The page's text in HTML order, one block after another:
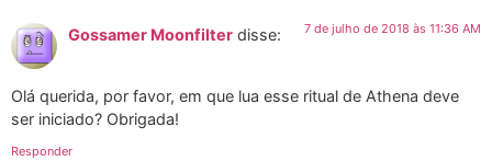
Gossamer Moonfilter disse: 7 de julho de 2018 às 11:36 AM
Olá querida, por favor, em que lua esse ritual de Athena deve
ser iniciado? Obrigada!
Responder